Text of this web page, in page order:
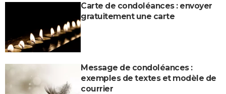
Carte de condoléances : envoyer
gratuitement une carte
Message de condoléances :
exemples de textes et modèle de
courrier